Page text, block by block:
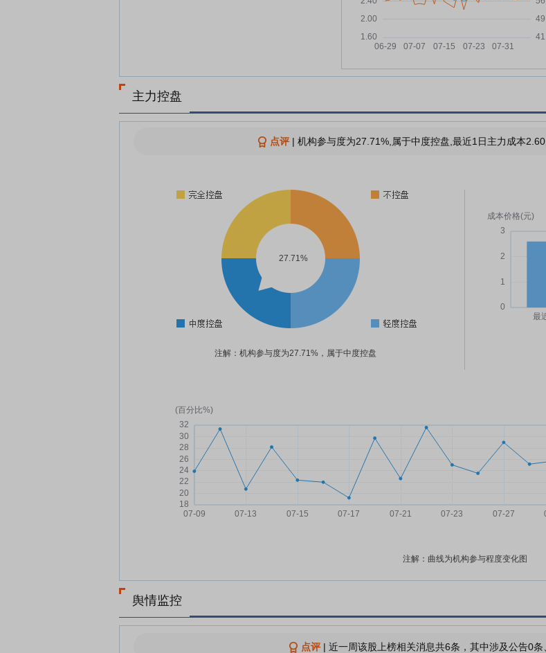
主力控盘
点评| 机构参与度为27.71%,属于中度控盘,最近1日主力成本
27.71%
注解：机构参与度为27.71%，属于中度控盘
注解：曲线为机构参与程度变化图
舆情监控
点评| 近一周该股上榜相关消息共6条，其中涉及公告0条